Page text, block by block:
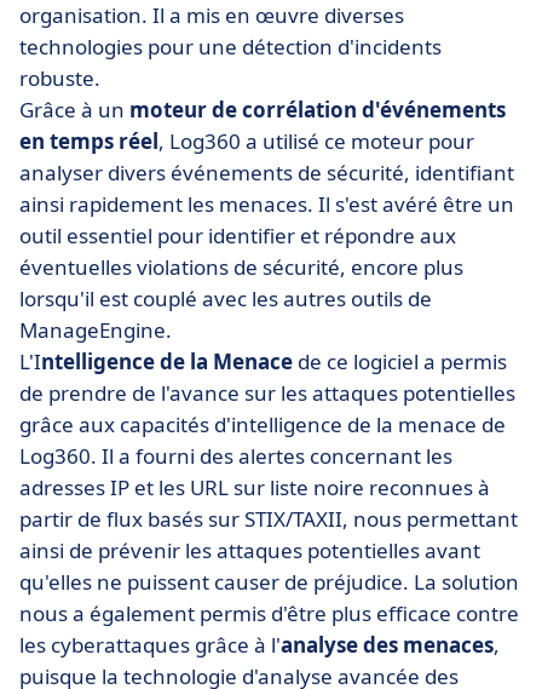
organisation. Il a mis en œuvre diverses
technologies pour une détection d'incidents
robuste.
Grâce à un moteur de corrélation d'événements
en temps réel, Log360 a utilisé ce moteur pour
analyser divers événements de sécurité, identifiant
ainsi rapidement les menaces. Il s'est avéré être un
outil essentiel pour identifier et répondre aux
éventuelles violations de sécurité, encore plus
lorsqu'il est couplé avec les autres outils de
ManageEngine.
L'Intelligence de la Menace de ce logiciel a permis
de prendre de l'avance sur les attaques potentielles
grâce aux capacités d'intelligence de la menace de
Log360. Il a fourni des alertes concernant les
adresses IP et les URL sur liste noire reconnues à
partir de flux basés sur STIX/TAXII, nous permettant
ainsi de prévenir les attaques potentielles avant
qu'elles ne puissent causer de préjudice. La solution
nous a également permis d'être plus efficace contre
les cyberattaques grâce à l'analyse des menaces,
puisque la technologie d'analyse avancée des